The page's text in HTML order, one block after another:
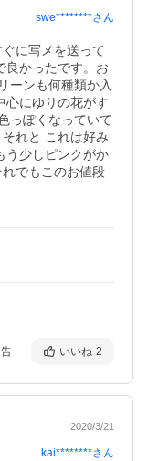
swe********さん
に写メを送って
良かったです。お
ーンも何種類か入
心にゆりの花がす
っぽくなっていて
れと これは好み
う少しピンクがか
でもこのお値段
いいね 2
2020/3/21
kai********さん